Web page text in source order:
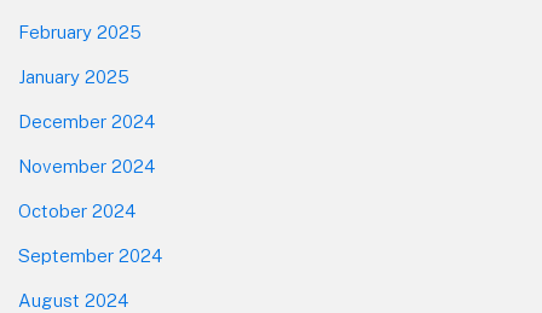
February 2025
January 2025
December 2024
November 2024
October 2024
September 2024
August 2024